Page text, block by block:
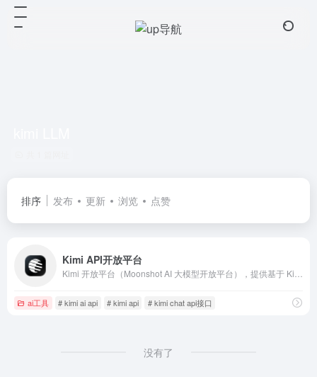
排序 发布 更新 浏览 点赞
Kimi API开放平台
ai工具 # kimi ai api # kimi api # kimi chat api接口
没有了